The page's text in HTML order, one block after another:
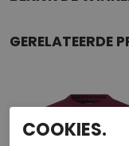
GERELATEERDE
COOKIES.